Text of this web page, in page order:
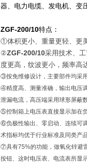
器、电力电缆、发电机、变
ZGF-200/10特点：
①体积更小、重量更轻、更
②ZGF-200/10采用技术、
度更高，纹波更小，频率高
③按免维修设计，主要部件均采
④精度高、测量准确，输出电压
泄漏电流，高压端采用球形屏蔽
⑤控制箱上电压表直接显示加在
⑥负极性输出、零启动、连续可
术指标均优于行业标准及同类产
⑦具有75%的功能，做氧化锌避
按钮、这时电压表、电流表所显